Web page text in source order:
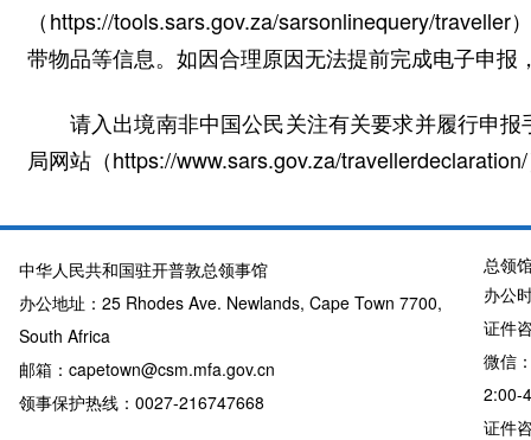
（https://tools.sars.gov.za/sarsonlinequery/
带物品等信息。如因合理原因无法提前完成电子申
请入出境南非中国公民关注有关要求并履行申
局网站（https://www.sars.gov.za/
中华人民共和国驻开普敦总领事馆
办公地址：25 Rhodes Ave. Newlands, Cape Town 7700,
South Africa
邮箱：capetown@csm.mfa.gov.cn
领事保护热线：0027-216747668
总领
办公
证件
微信
2:00-
证件